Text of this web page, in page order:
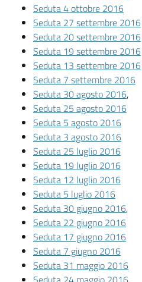
Seduta 4 ottobre 2016
Seduta 27 settembre 2016
Seduta 20 settembre 2016
Seduta 19 settembre 2016
Seduta 13 settembre 2016
Seduta 7 settembre 2016
Seduta 30 agosto 2016,
Seduta 25 agosto 2016
Seduta 5 agosto 2016
Seduta 3 agosto 2016
Seduta 25 luglio 2016
Seduta 19 luglio 2016
Seduta 12 luglio 2016
Seduta 5 luglio 2016
Seduta 30 giugno 2016,
Seduta 22 giugno 2016
Seduta 17 giugno 2016
Seduta 7 giugno 2016
Seduta 31 maggio 2016